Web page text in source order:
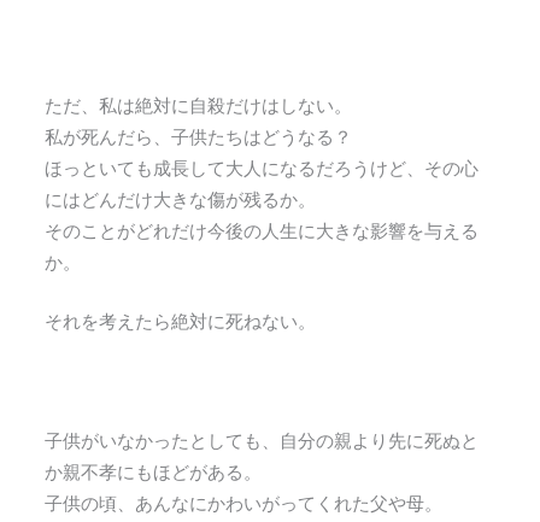
ただ、私は絶対に自殺だけはしない。
私が死んだら、子供たちはどうなる？
ほっといても成長して大人になるだろうけど、その心
にはどんだけ大きな傷が残るか。
そのことがどれだけ今後の人生に大きな影響を与える
か。
それを考えたら絶対に死ねない。
子供がいなかったとしても、自分の親より先に死ぬと
か親不孝にもほどがある。
子供の頃、あんなにかわいがってくれた父や母。